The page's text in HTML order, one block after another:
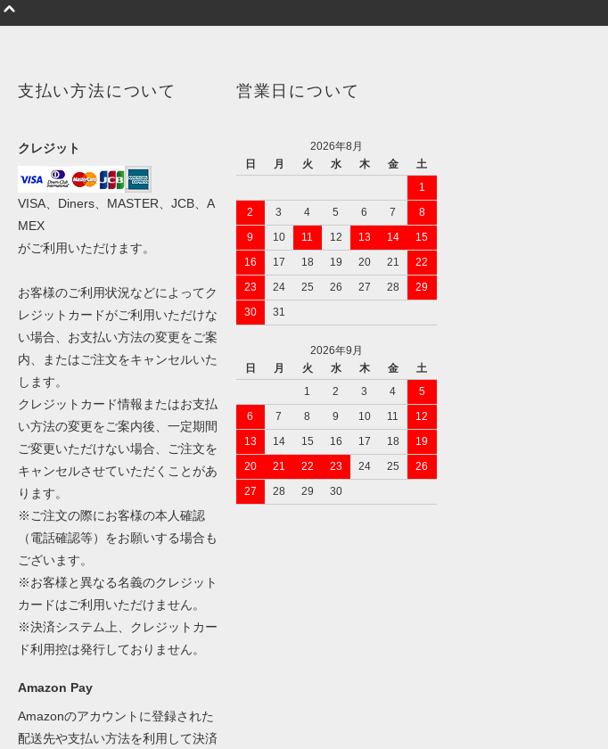
支払い方法について
クレジット
VISA、Diners、MASTER、JCB、A
MEX
がご利用いただけます。
お客様のご利用状況などによってク
レジットカードがご利用いただけな
い場合、お支払い方法の変更をご案
内、またはご注文をキャンセルいた
します。
クレジットカード情報またはお支払
い方法の変更をご案内後、一定期間
ご変更いただけない場合、ご注文を
キャンセルさせていただくことがあ
ります。
※ご注文の際にお客様の本人確認
（電話確認等）をお願いする場合も
ございます。
※お客様と異なる名義のクレジット
カードはご利用いただけません。
※決済システム上、クレジットカー
ド利用控は発行しておりません。
Amazon Pay
Amazonのアカウントに登録された
配送先や支払い方法を利用して決済
営業日について
2026年8月
日
月 火 水 木 金
土
1
2
3 4 5 6 7
8
9
10 11 12 13 14
15
16
17 18 19 20 21
22
23
24 25 26 27 28
29
30
31
2026年9月
日
月 火 水 木 金
土
1
2 3 4
5
6
7 8 9 10 11
12
13
14 15 16 17 18
19
20
21 22 23 24 25
26
27
28 29 30